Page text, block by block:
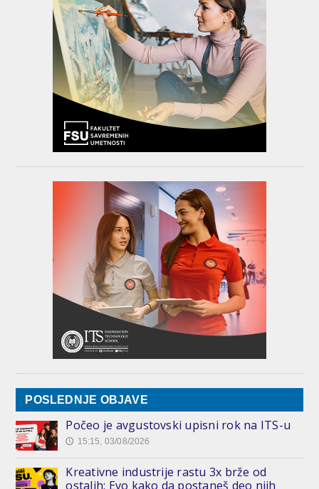
POSLEDNJE OBJAVE
Počeo je avgustovski upisni rok na ITS-u
🕔 15:15, 03/08/2026
Kreativne industrije rastu 3x brže od
ostalih: Evo kako da postaneš deo njih